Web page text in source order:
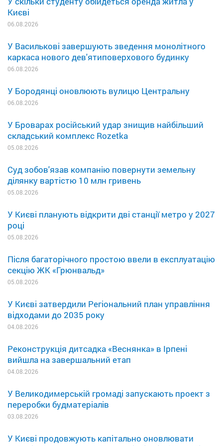
Києві
06.08.2026
У Василькові завершують зведення монолітного
каркаса нового дев'ятиповерхового будинку
06.08.2026
У Бородянці оновлюють вулицю Центральну
06.08.2026
У Броварах російський удар знищив найбільший
складський комплекс Rozetka
05.08.2026
Суд зобов'язав компанію повернути земельну
ділянку вартістю 10 млн гривень
05.08.2026
У Києві планують відкрити дві станції метро у 2027
році
05.08.2026
Після багаторічного простою ввели в експлуатацію
секцію ЖК «Грюнвальд»
05.08.2026
У Києві затвердили Регіональний план управління
відходами до 2035 року
04.08.2026
Реконструкція дитсадка «Веснянка» в Ірпені
вийшла на завершальний етап
04.08.2026
У Великодимерській громаді запускають проект з
переробки будматеріалів
03.08.2026
У Києві продовжують капітально оновлювати